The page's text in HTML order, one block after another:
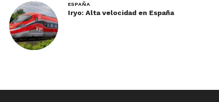
ESPAÑA
Iryo: Alta velocidad en España